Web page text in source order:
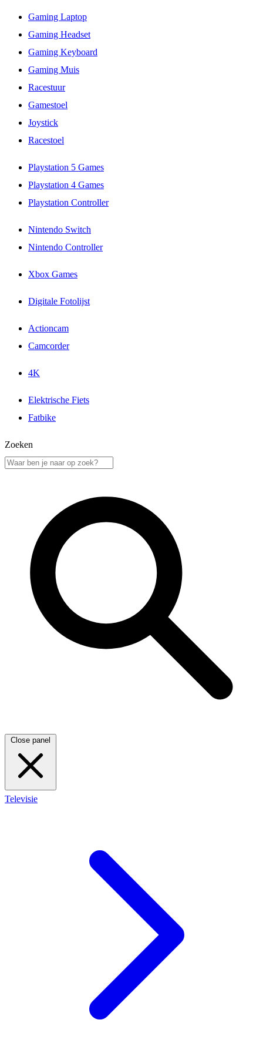
Gaming Laptop
Gaming Headset
Gaming Keyboard
Gaming Muis
Racestuur
Gamestoel
Joystick
Racestoel
Playstation 5 Games
Playstation 4 Games
Playstation Controller
Nintendo Switch
Nintendo Controller
Xbox Games
Digitale Fotolijst
Actioncam
Camcorder
4K
Elektrische Fiets
Fatbike
Zoeken
Close panel
Televisie